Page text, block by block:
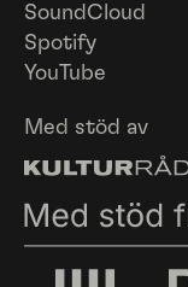
SoundCloud
Spotify
YouTube
Med stöd av